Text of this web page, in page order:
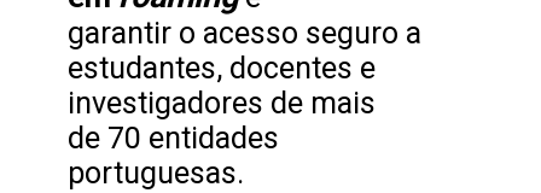
garantir o acesso seguro a
estudantes, docentes e
investigadores de mais
de 70 entidades
portuguesas.